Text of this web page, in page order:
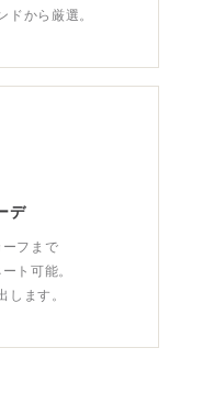
ドから厳選。
デ
フまで
ト可能。
します。